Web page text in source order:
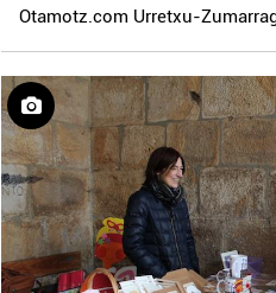
Otamotz.com Urretxu-